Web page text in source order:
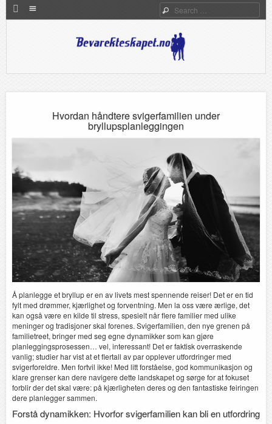
HOME
SKIP TO CONTENT
Search
Hvordan håndtere svigerfamilien under
bryllupsplanleggingen
Å planlegge et bryllup er en av livets mest spennende reiser! Det er en tid
fylt med drømmer, kjærlighet og forventning. Men la oss være ærlige, det
kan også være en kilde til stress, spesielt når flere familier med ulike
meninger og tradisjoner skal forenes. Svigerfamilien, den nye grenen på
familietreet, bringer med seg egne dynamikker som kan gjøre
planleggingsprosessen… vel, interessant! Det er faktisk overraskende
vanlig; studier har vist at et flertall av par opplever utfordringer med
svigerforeldre. Men fortvil ikke! Med litt forståelse, god kommunikasjon og
klare grenser kan dere navigere dette landskapet og sørge for at fokuset
forblir der det skal være: på kjærligheten deres og den fantastiske feiringen
dere planlegger sammen.
Forstå dynamikken: Hvorfor svigerfamilien kan bli en utfordring